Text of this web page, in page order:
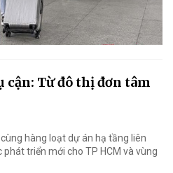
cận: Từ đô thị đơn tâm
hàng loạt dự án hạ tầng liên
triển mới cho TP HCM và vùng